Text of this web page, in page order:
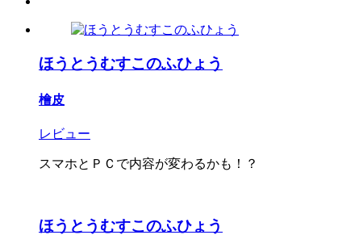
ほうとうむすこのふひょう
檜皮
レビュー
スマホとＰＣで内容が変わるかも！？
ほうとうむすこのふひょう